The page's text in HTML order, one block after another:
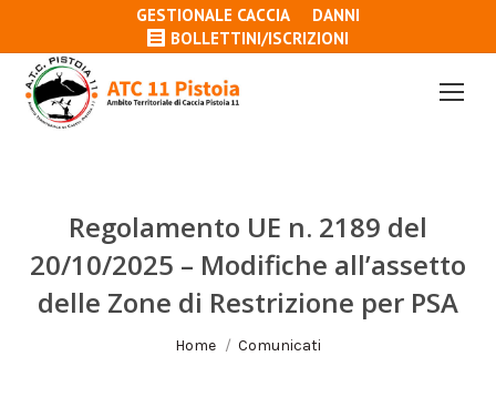
GESTIONALE CACCIA
DANNI
BOLLETTINI/ISCRIZIONI
Regolamento UE n. 2189 del
20/10/2025 – Modifiche all’assetto
delle Zone di Restrizione per PSA
Tu sei qui:
Home Comunicati